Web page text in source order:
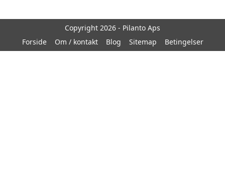
Copyright 2026 - Pilanto Aps
Forside
Om / kontakt Blog Sitemap Betingelser